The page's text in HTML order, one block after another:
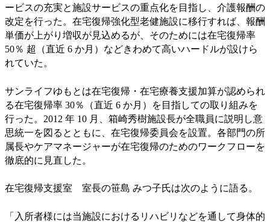
ービスの充実と施設サービスの重点化を目指し、介護報酬の
改定を行った。在宅復帰強化型老健施設に移行すれば、報酬
単価が上がり増収が見込めるが、そのためには在宅復帰率
50％ 超（直近 6 か月）などきわめて高いハードルが設けら
れていた。
サンライフゆもとは在宅復帰・在宅療養支援加算が認められ
る在宅復帰率 30％（直近 6 か月）を目指しての取り組みを
行った。2012 年 10 月、箱崎秀樹施設長が全職員に説明し意
思統一を図るとともに、在宅復帰委員会を設置。各部門の所
属長やケアマネージャーが在宅復帰のためのワークフローを
徹底的に見直した。
在宅復帰支援室 室長の笹島 みつ子氏は次のように語る。
「入所者様には当施設におけるリハビリなどを通して身体的